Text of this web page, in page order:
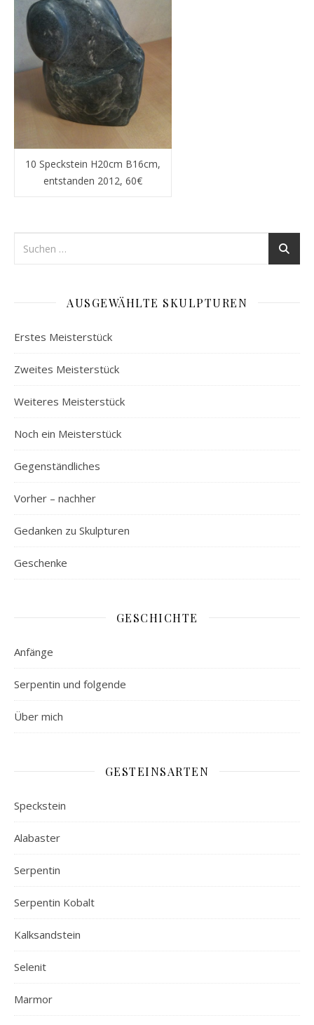
10 Speckstein H20cm B16cm,
entstanden 2012, 60€
AUSGEWÄHLTE SKULPTUREN
Erstes Meisterstück
Zweites Meisterstück
Weiteres Meisterstück
Noch ein Meisterstück
Gegenständliches
Vorher – nachher
Gedanken zu Skulpturen
Geschenke
GESCHICHTE
Anfänge
Serpentin und folgende
Über mich
GESTEINSARTEN
Speckstein
Alabaster
Serpentin
Serpentin Kobalt
Kalksandstein
Selenit
Marmor